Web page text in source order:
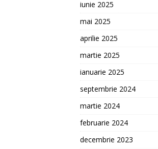
iunie 2025
mai 2025
aprilie 2025
martie 2025
ianuarie 2025
septembrie 2024
martie 2024
februarie 2024
decembrie 2023